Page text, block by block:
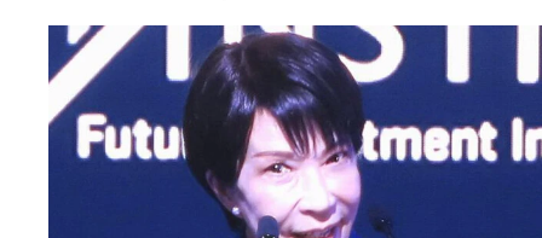
高市「21兆円経済対策」の中身